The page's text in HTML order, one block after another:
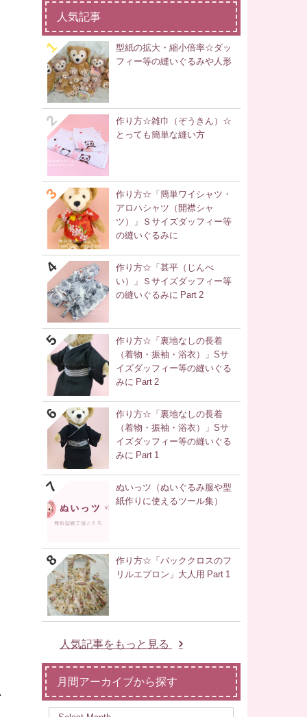
人気記事
型紙の拡大・縮小倍率☆ダッ
フィー等の縫いぐるみや人形
作り方☆雑巾（ぞうきん）☆
とっても簡単な縫い方
作り方☆「簡単ワイシャツ・
アロハシャツ（開襟シャ
ツ）」Ｓサイズダッフィー等
の縫いぐるみに
作り方☆「甚平（じんべ
い）」Ｓサイズダッフィー等
の縫いぐるみに Part 2
作り方☆「裏地なしの長着
（着物・振袖・浴衣）」Sサ
イズダッフィー等の縫いぐる
みに Part 2
作り方☆「裏地なしの長着
（着物・振袖・浴衣）」Sサ
イズダッフィー等の縫いぐる
みに Part 1
ぬいっツ（ぬいぐるみ服や型
紙作りに使えるツール集）
作り方☆「バッククロスのフ
リルエプロン」大人用 Part 1
人気記事をもっと見る
月間アーカイブから探す